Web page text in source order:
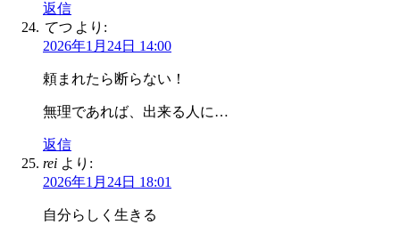
返信
てつ より:
2026年1月24日 14:00
頼まれたら断らない！
無理であれば、出来る人に…
返信
rei より:
2026年1月24日 18:01
自分らしく生きる